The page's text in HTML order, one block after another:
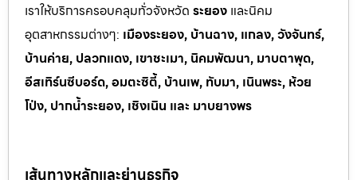
เราให้บริการครอบคลุมทั่วจังหวัด ระยอง และนิคม
อุตสาหกรรมต่างๆ: เมืองระยอง, บ้านฉาง, แกลง, วังจันทร์,
บ้านค่าย, ปลวกแดง, เขาชะเมา, นิคมพัฒนา, มาบตาพุด,
อีสเทิร์นซีบอร์ด, อมตะซิตี้, บ้านเพ, ทับมา, เนินพระ, ห้วย
โป่ง, ปากน้ำระยอง, เชิงเนิน และ มาบยางพร
เส้นทางหลักและย่านธุรกิจ